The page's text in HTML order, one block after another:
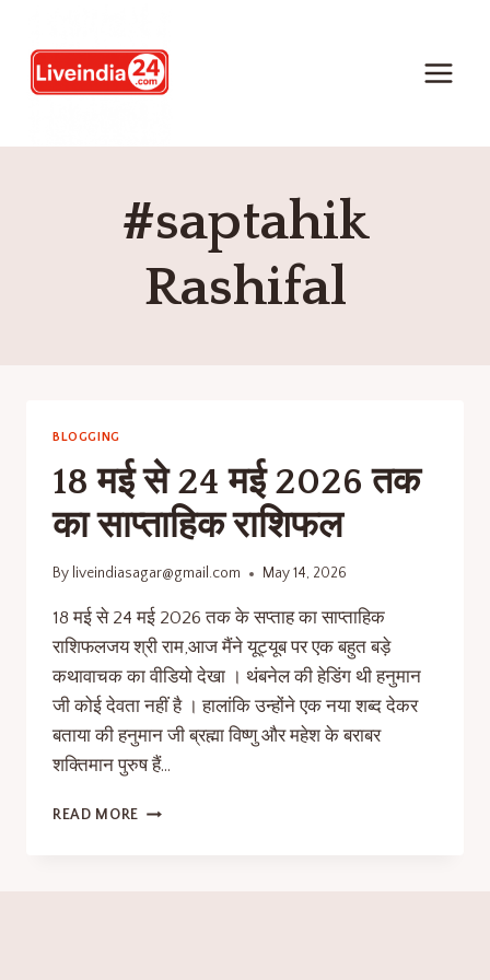
#saptahik
Rashifal
BLOGGING
18 मई से 24 मई 2026 तक
का साप्ताहिक राशिफल
By liveindiasagar@gmail.com May 14, 2026
18 मई से 24 मई 2026 तक के सप्ताह का साप्ताहिक
राशिफलजय श्री राम,आज मैंने यूट्यूब पर एक बहुत बड़े
कथावाचक का वीडियो देखा । थंबनेल की हेडिंग थी हनुमान
जी कोई देवता नहीं है । हालांकि उन्होंने एक नया शब्द देकर
बताया की हनुमान जी ब्रह्मा विष्णु और महेश के बराबर
शक्तिमान पुरुष हैं…
READ MORE